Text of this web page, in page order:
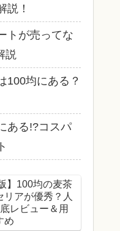
説！
トが売ってな
説
100均にある？
ある!?コスパ
】100均の麦茶
リアが優秀？人
レビュー＆用
め